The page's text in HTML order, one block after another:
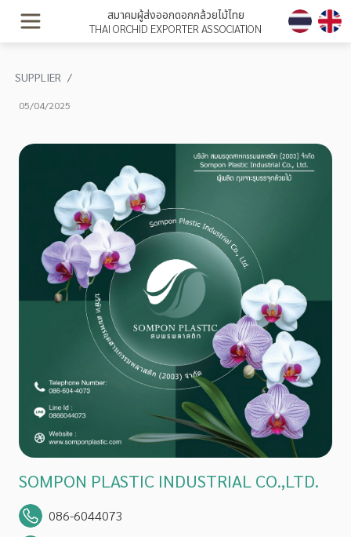
สมาคมผู้ส่งออกดอกกล้วยไม้ไทย
THAI ORCHID EXPORTER ASSOCIATION
SUPPLIER
05/04/2025
SOMPON PLASTIC INDUSTRIAL CO.,LTD.
086-6044073